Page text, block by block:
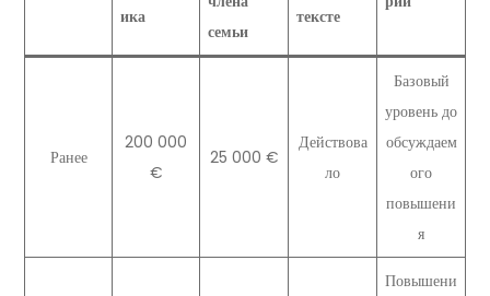
ика
семьи
тексте
Ранее
200 000
€
25 000 €
Действова
ло
Базовый
уровень до
обсуждаем
ого
повышени
я
Повышени